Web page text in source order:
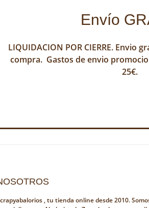
Envío
LIQUIDACION POR CIERRE. Envio
compra. Gastos de envio
25€.
, tu tienda online desde 2010.